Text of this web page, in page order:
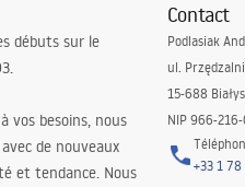
débuts sur le
vos besoins, nous
de nouveaux
et tendance. Nous
Contact
Podlasiak
ul.
15-688
NIP 966-
+33 1